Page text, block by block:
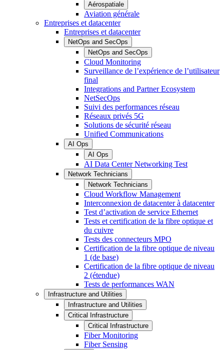
Aérospatiale
Aviation générale
Entreprises et datacenter
Entreprises et datacenter
NetOps and SecOps
NetOps and SecOps
Cloud Monitoring
Surveillance de l’expérience de l’utilisateur
final
Integrations and Partner Ecosystem
NetSecOps
Suivi des performances réseau
Réseaux privés 5G
Solutions de sécurité réseau
Unified Communications
AI Ops
AI Ops
AI Data Center Networking Test
Network Technicians
Network Technicians
Cloud Workflow Management
Interconnexion de datacenter à datacenter
Test d’activation de service Ethernet
Tests et certification de la fibre optique et
du cuivre
Tests des connecteurs MPO
Certification de la fibre optique de niveau
1 (de base)
Certification de la fibre optique de niveau
2 (étendue)
Tests de performances WAN
Infrastructure and Utilities
Infrastructure and Utilities
Critical Infrastructure
Critical Infrastructure
Fiber Monitoring
Fiber Sensing